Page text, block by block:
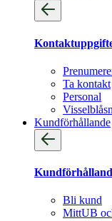
Ta kontakt
Personal
Kundförhållande
Bli kund
MittUB